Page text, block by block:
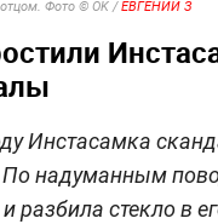
Фото © OK /ЕВГЕНИЙ З
Инстасамка
По надуманным
и разбила стекло в